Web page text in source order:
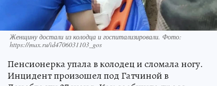
Женщину достали из колодца и госпитализировали. Фото:
https://max.ru/id4706031103_gos
Пенсионерка упала в колодец и сломала ногу.
Инцидент произошел под Гатчиной в